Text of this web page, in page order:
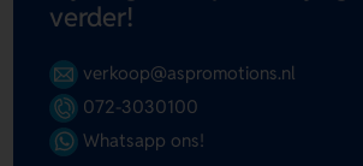
verder!
verkoop@aspromotions.nl
072-3030100
Whatsapp ons!